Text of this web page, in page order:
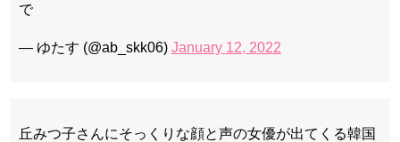
で
— ゆたす (@ab_skk06) January 12, 2022
丘みつ子さんにそっくりな顔と声の女優が出てくる韓国